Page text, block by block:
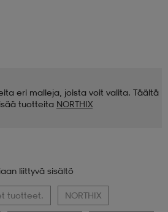
eri malleja, joista voit valita. Täältä
tuotteita NORTHIX
liittyvä sisältö
tuotteet. NORTHIX